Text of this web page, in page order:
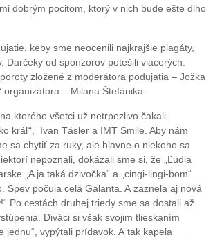
dobrým pocitom, ktorý v nich bude ešte dlho
keby sme neocenili najkrajšie plagáty,
Darčeky od sponzorov potešili viacerých.
zložené z moderátora podujatia – Jožka
organizátora – Milana Štefánika.
ktorého všetci už netrpezlivo čakali.
kráľ“, Ivan Tásler a IMT Smile. Aby nám
sa chytiť za ruky, ale hlavne o niekoho sa
nepoznali, dokázali sme si, že „Ľudia
„A ja taká dzivočka“ a „cingi-lingi-bom“
Spev počula celá Galanta. A zaznela aj nová
Po cestách druhej triedy sme sa dostali až
Diváci si však svojim tlieskaním
jednu“, vypýtali prídavok. A tak kapela